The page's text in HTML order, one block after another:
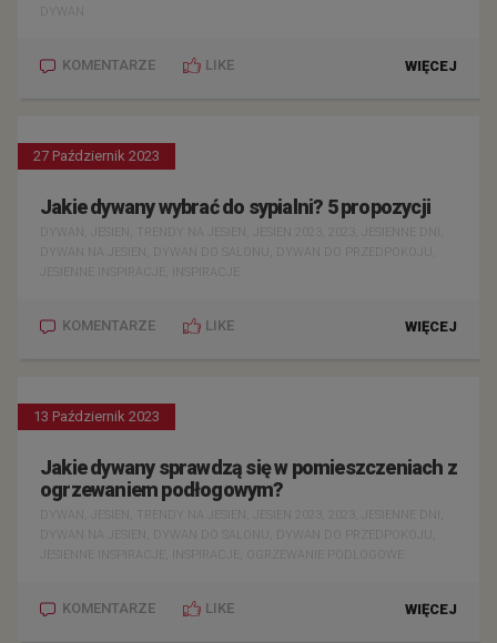
DYWAN
KOMENTARZE LIKE WIĘCEJ
27 Październik 2023
Jakie dywany wybrać do sypialni? 5 propozycji
DYWAN, JESIEN, TRENDY NA JESIEN, JESIEN 2023, 2023, JESIENNE DNI,
DYWAN NA JESIEN, DYWAN DO SALONU, DYWAN DO PRZEDPOKOJU,
JESIENNE INSPIRACJE, INSPIRACJE
KOMENTARZE LIKE WIĘCEJ
13 Październik 2023
Jakie dywany sprawdzą się w pomieszczeniach z
ogrzewaniem podłogowym?
DYWAN, JESIEN, TRENDY NA JESIEN, JESIEN 2023, 2023, JESIENNE DNI,
DYWAN NA JESIEN, DYWAN DO SALONU, DYWAN DO PRZEDPOKOJU,
JESIENNE INSPIRACJE, INSPIRACJE, OGRZEWANIE PODLOGOWE
KOMENTARZE LIKE WIĘCEJ